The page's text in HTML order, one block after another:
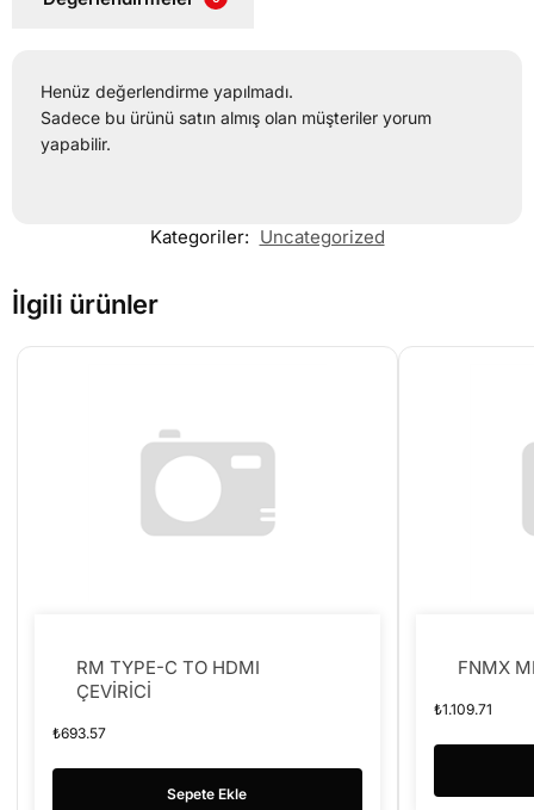
Henüz değerlendirme yapılmadı.
Sadece bu ürünü satın almış olan müşteriler yorum
yapabilir.
Kategoriler: Uncategorized
İlgili ürünler
RM TYPE-C TO HDMI
ÇEVİRİCİ
₺693.57
Sepete Ekle
FNMX
₺1.109.71